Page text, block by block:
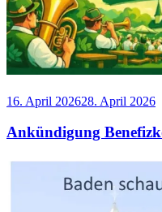
Veröffentlicht
16. April 202628. April 2026
Ankündigung